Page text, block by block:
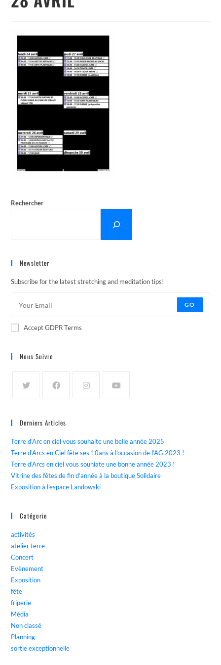
Rechercher
Newsletter
Subscribe for the latest stretching and meditation tips!
GO
Accept GDPR Terms
Nous Suivre
Derniers Articles
Terre d’Arc en ciel vous souhaite une belle année 2025
Terre d’Arcs en Ciel fête ses 10ans à l’occasion de l’AG 2023 !
Terre d’Arcs en ciel vous souhiate une bonne année 2023 !
Vitrine des fêtes de fin d’année à la boutique Solidaire
Exposition à l’espace Landowski
Catégorie
activités
atelier terre
Concert
Evènement
Exposition
fête
friperie
Média
Non classé
Planning
sortie exceptionnelle